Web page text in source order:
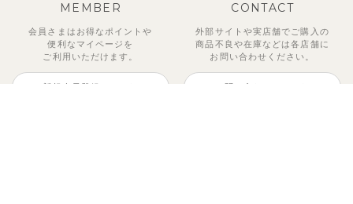
MEMBER
会員さまはお得なポイントや
便利な マイページを
ご利用いただけます。
新規会員登録はこちら
CONTACT
外部サイトや実店舗でご購入の
商品不良や在庫などは各店舗に
お問い合わせください。
お問い合わせはこちら